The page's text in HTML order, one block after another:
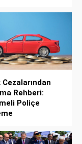
Rehberi:
Poliçe